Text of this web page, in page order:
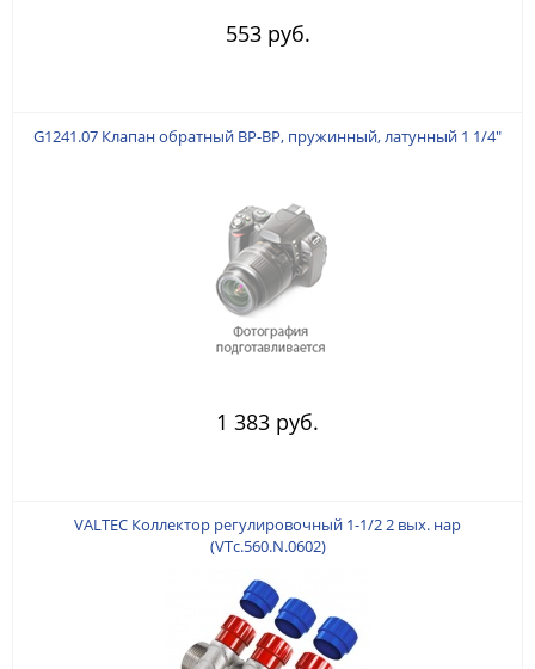
553 руб.
G1241.07 Клапан обратный ВР-ВР, пружинный, латунный 1 1/4"
1 383 руб.
VALTEC Коллектор регулировочный 1-1/2 2 вых. нар
(VTc.560.N.0602)